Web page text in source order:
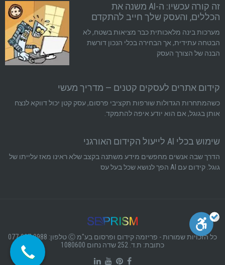
זה קורה עכשיו: ה-AI משנה את
הכללים, והעסק שלך חייב להתקדם
מערכות בינה מלאכותית כבר מציאות בשטח, לא
הבטחה עתידית, אך הבחירה בכלי הנכון דורשת
הבנה של הצורך העסק
קידום אתרים לעסקים קטנים — מדריך מעשי
כשהמתחרות הגדולות שורפות תקציבי פרסום, עסק קטן יכול דווקא לנצח
אותן בגוגל, אם הוא יודע איפה להתמקד.
שימוש בכלי AI לייעול הקידום האורגני
הדרך שבה אנשים מחפשים מידע משתנה בקצב שלא ראינו מאז עלייתו של
גוגל. קידום עם AI הפך לנושא שכל בעל עס
כל הזכויות שמורות - פריזמה קידום ופרסום בע"מ Ⓒ טלפון: 077-997-9988
כתובת: ת.ד. 252 שדה נחום 1080600